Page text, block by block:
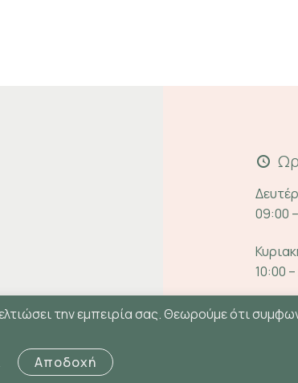
09:00
10:00
την εμπειρία σας. Θεωρούμε ότι
Αποδοχή